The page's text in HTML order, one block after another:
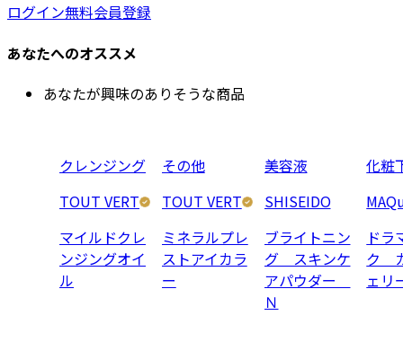
ログイン無料会員登録
あなたへのオススメ
あなたが興味のありそうな商品
クレンジング
TOUT VERT
マイルドクレ
ンジングオイ
ル
その他
TOUT VERT
ミネラルプレ
ストアイカラ
ー
美容液
SHISEIDO
ブライトニン
グ スキンケ
アパウダー
Ｎ
化粧
ドラ
ク
ェ